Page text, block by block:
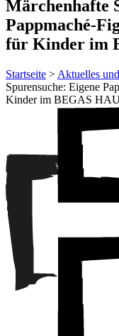
Märchenhafte
Pappmaché-
für Kinder im
Startseite > Aktuelles
Spurensuche: Eigene
Kinder im BEGAS